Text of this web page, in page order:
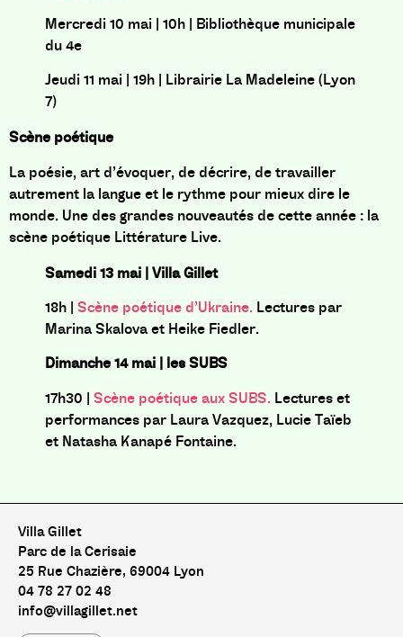
Mercredi 10 mai | 10h | Bibliothèque municipale
du 4e
Jeudi 11 mai | 19h | Librairie La Madeleine (Lyon
7)
Scène poétique
La poésie, art d’évoquer, de décrire, de travailler
autrement la langue et le rythme pour mieux dire le
monde. Une des grandes nouveautés de cette année : la
scène poétique Littérature Live.
Samedi 13 mai | Villa Gillet
18h | Scène poétique d’Ukraine. Lectures par
Marina Skalova et Heike Fiedler.
Dimanche 14 mai | les SUBS
17h30 | Scène poétique aux SUBS. Lectures et
performances par Laura Vazquez, Lucie Taïeb
et Natasha Kanapé Fontaine.
Villa Gillet
Parc de la Cerisaie
25 Rue Chazière, 69004 Lyon
04 78 27 02 48
info@villagillet.net